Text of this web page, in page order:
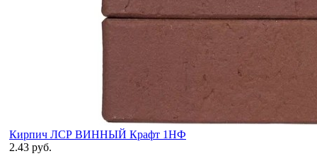
Кирпич ЛСР ВИННЫЙ Крафт 1НФ
2.43 руб.